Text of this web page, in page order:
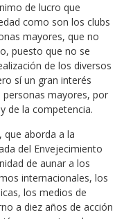
de lucro que
como son los clubs
mayores, que no
puesto que no se
de los diversos
sí un gran interés
personas mayores, por
de la competencia.
que aborda a la
del Envejecimiento
de aunar a los
internacionales, los
los medios de
a diez años de acción